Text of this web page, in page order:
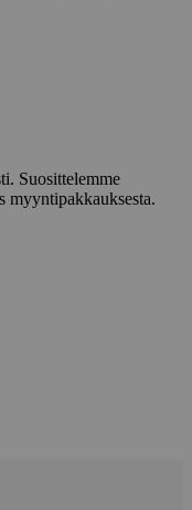
Suosittelemme
myyntipakkauksesta.